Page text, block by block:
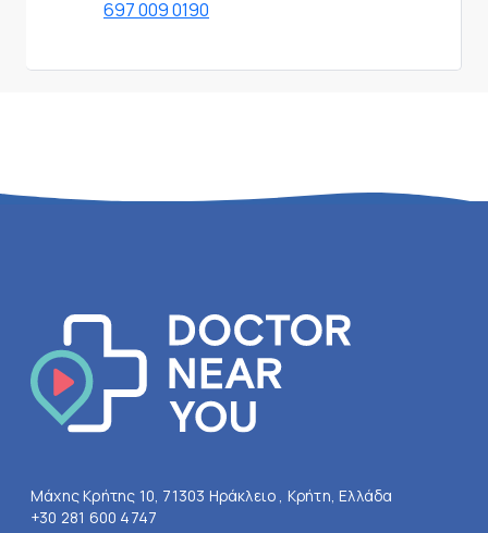
697 009 0190
Μάχης Κρήτης 10, 71303 Ηράκλειο , Κρήτη, Ελλάδα
+30 281 600 4747